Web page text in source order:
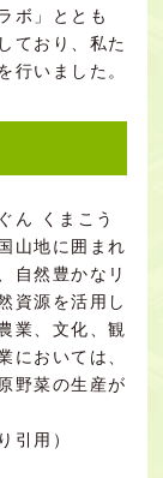
ボ」ととも
ており、私た
行いました。
ん くまこう
山地に囲まれ
自然豊かなリ
資源を活用し
業、文化、観
においては、
野菜の生産が
引用）